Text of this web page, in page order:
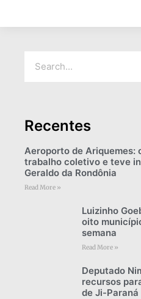
Recentes
Aeroporto de Ariquemes:
trabalho coletivo e teve
Geraldo da Rondônia
Read More »
Luizinho
oito
semana
Read More »
Deputado
recursos
de Ji-Paraná